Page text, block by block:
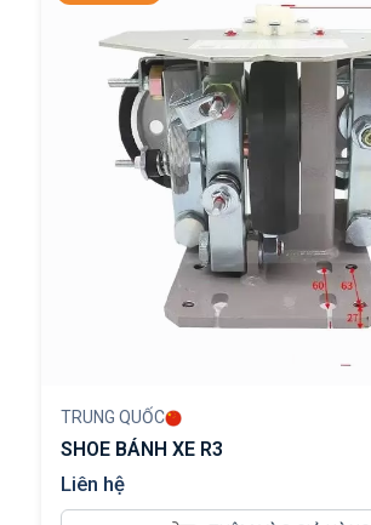
TRUNG QUỐC
SHOE BÁNH XE R3
Liên hệ